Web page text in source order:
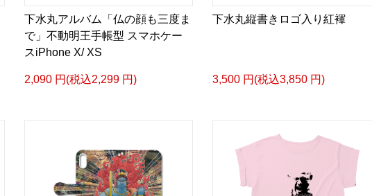
下水丸アルバム「仏の顔も三度ま
で」不動明王手帳型 スマホケー
スiPhone X/ XS
2,090 円(税込2,299 円)
下水丸縦書きロゴ入り紅褌
3,500 円(税込3,850 円)